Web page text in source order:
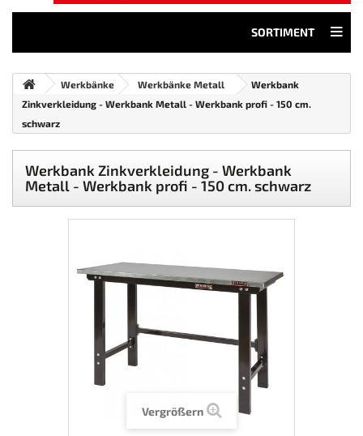
SORTIMENT
Werkbänke Werkbänke Metall
Werkbank
Zinkverkleidung - Werkbank Metall - Werkbank profi - 150 cm.
schwarz
Werkbank Zinkverkleidung - Werkbank
Metall - Werkbank profi - 150 cm. schwarz
Vergrößern